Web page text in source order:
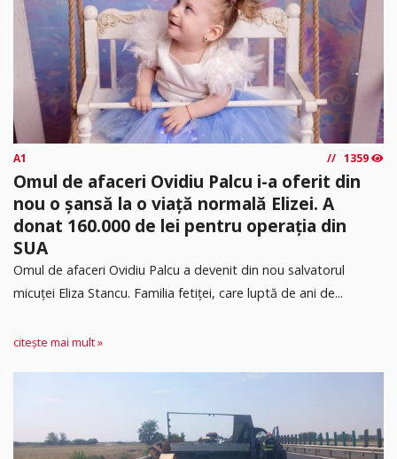
A1 1359
Omul de afaceri Ovidiu Palcu i-a oferit din
nou o șansă la o viață normală Elizei. A
donat 160.000 de lei pentru operația din
SUA
Omul de afaceri Ovidiu Palcu a devenit din nou salvatorul
micuței Eliza Stancu. Familia fetiței, care luptă de ani de...
citește mai mult »